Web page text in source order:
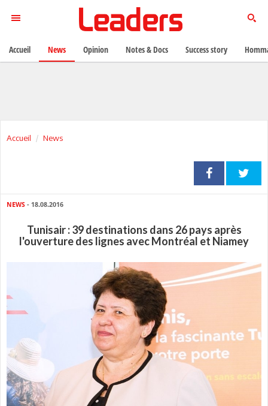
Accueil News
NEWS - 18.08.2016
Tunisair : 39 destinations dans 26 pays après
l'ouverture des lignes avec Montréal et Niamey
Accueil News Opinion Notes & Docs Success story